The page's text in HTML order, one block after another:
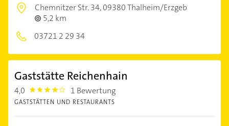
Chemnitzer Str. 34,09380 Thalheim/Erzgeb
5,2 km
03721 2 29 34
Gaststätte Reichenhain
4,0 4.0 1 Bewertung
GASTSTÄTTEN UND RESTAURANTS